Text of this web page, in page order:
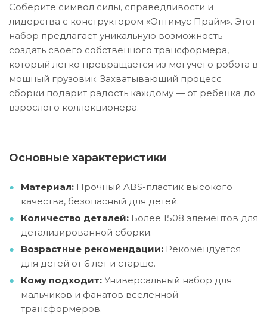
Соберите символ силы, справедливости и
лидерства с конструктором «Оптимус Прайм». Этот
набор предлагает уникальную возможность
создать своего собственного трансформера,
который легко превращается из могучего робота в
мощный грузовик. Захватывающий процесс
сборки подарит радость каждому — от ребёнка до
взрослого коллекционера.
Основные характеристики
Материал: Прочный ABS-пластик высокого
качества, безопасный для детей.
Количество деталей: Более 1508 элементов для
детализированной сборки.
Возрастные рекомендации: Рекомендуется
для детей от 6 лет и старше.
Кому подходит: Универсальный набор для
мальчиков и фанатов вселенной
трансформеров.